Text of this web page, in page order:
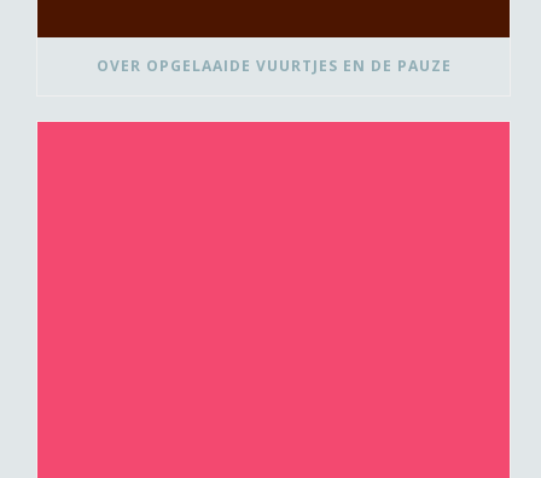
OVER OPGELAAIDE VUURTJES EN DE PAUZE